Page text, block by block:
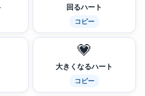
回るハート
コピー
💗
大きくなるハート
コピー